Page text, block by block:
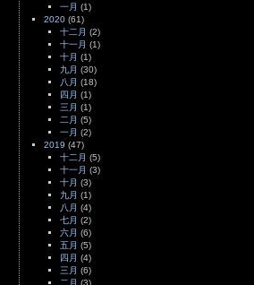
一月 (1)
2020(61)
十二月 (2)
十一月 (1)
十月 (1)
九月 (30)
八月 (18)
四月 (1)
三月 (1)
二月 (5)
一月 (2)
2019 (47)
十二月 (5)
十一月 (3)
十月 (3)
九月 (1)
八月 (4)
七月 (2)
六月 (6)
五月 (5)
四月 (4)
三月 (6)
二月 (3)